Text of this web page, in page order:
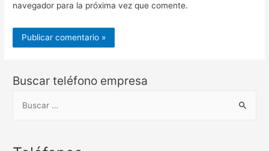
navegador para la próxima vez que comente.
Buscar teléfono empresa
c